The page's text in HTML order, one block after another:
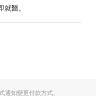
醫。
通知變更付款方式。